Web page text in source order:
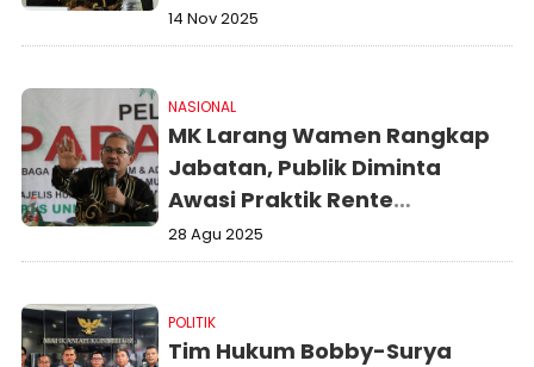
Tata Kelola Negara
14 Nov 2025
NASIONAL
MK Larang Wamen Rangkap
Jabatan, Publik Diminta
Awasi Praktik Rente
Kekuasaan
28 Agu 2025
POLITIK
Tim Hukum Bobby-Surya